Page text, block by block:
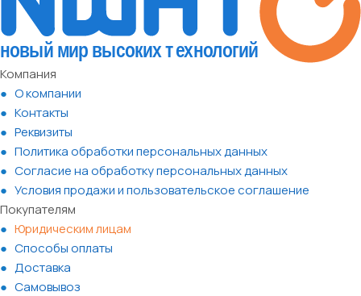
Компания
О компании
Контакты
Реквизиты
Политика обработки персональных данных
Согласие на обработку персональных данных
Условия продажи и пользовательское соглашение
Покупателям
Юридическим лицам
Способы оплаты
Доставка
Самовывоз